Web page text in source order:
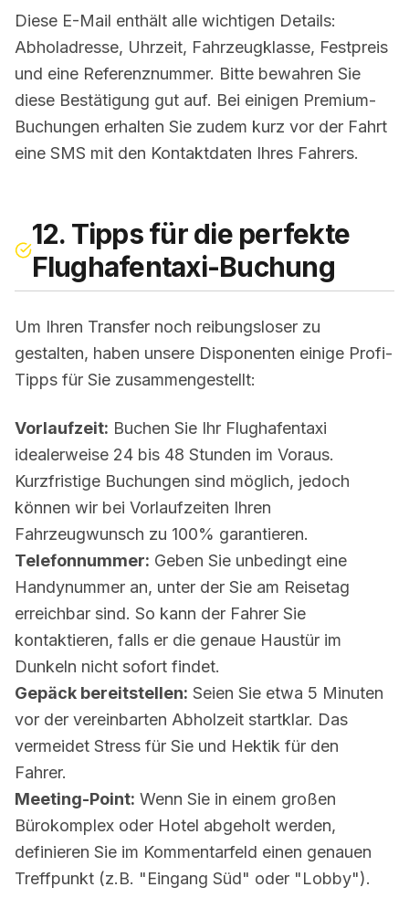
Diese E-Mail enthält alle wichtigen Details:
Abholadresse, Uhrzeit, Fahrzeugklasse, Festpreis
und eine Referenznummer. Bitte bewahren Sie
diese Bestätigung gut auf. Bei einigen Premium-
Buchungen erhalten Sie zudem kurz vor der Fahrt
eine SMS mit den Kontaktdaten Ihres Fahrers.
12. Tipps für die perfekte
Flughafentaxi-Buchung
Um Ihren Transfer noch reibungsloser zu
gestalten, haben unsere Disponenten einige Profi-
Tipps für Sie zusammengestellt:
Vorlaufzeit: Buchen Sie Ihr Flughafentaxi
idealerweise 24 bis 48 Stunden im Voraus.
Kurzfristige Buchungen sind möglich, jedoch
können wir bei Vorlaufzeiten Ihren
Fahrzeugwunsch zu 100% garantieren.
Telefonnummer: Geben Sie unbedingt eine
Handynummer an, unter der Sie am Reisetag
erreichbar sind. So kann der Fahrer Sie
kontaktieren, falls er die genaue Haustür im
Dunkeln nicht sofort findet.
Gepäck bereitstellen: Seien Sie etwa 5 Minuten
vor der vereinbarten Abholzeit startklar. Das
vermeidet Stress für Sie und Hektik für den
Fahrer.
Meeting-Point: Wenn Sie in einem großen
Bürokomplex oder Hotel abgeholt werden,
definieren Sie im Kommentarfeld einen genauen
Treffpunkt (z.B. "Eingang Süd" oder "Lobby").